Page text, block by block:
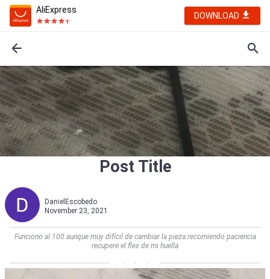
AliExpress
DOWNLOAD
Post Title
DanielEscobedo
November 23, 2021
Funciono al 100 aunque muy difícil de cambiar la pieza recomiendo paciencia
recupere el flex de mi huella